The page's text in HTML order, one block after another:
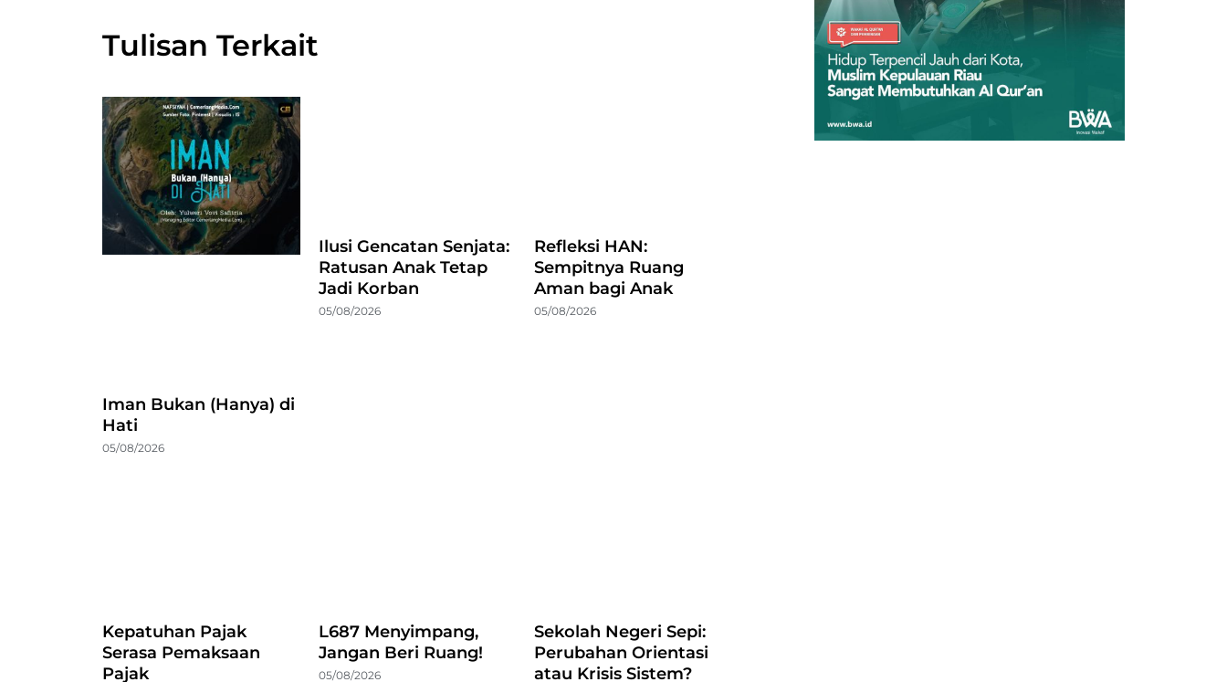
Tulisan Terkait
Iman Bukan (Hanya) di
Hati
05/08/2026
Ilusi Gencatan Senjata:
Ratusan Anak Tetap
Jadi Korban
05/08/2026
Refleksi HAN:
Sempitnya Ruang
Aman bagi Anak
05/08/2026
Kepatuhan Pajak
Serasa Pemaksaan
Pajak
L687 Menyimpang,
Jangan Beri Ruang!
05/08/2026
Sekolah Negeri Sepi:
Perubahan Orientasi
atau Krisis Sistem?